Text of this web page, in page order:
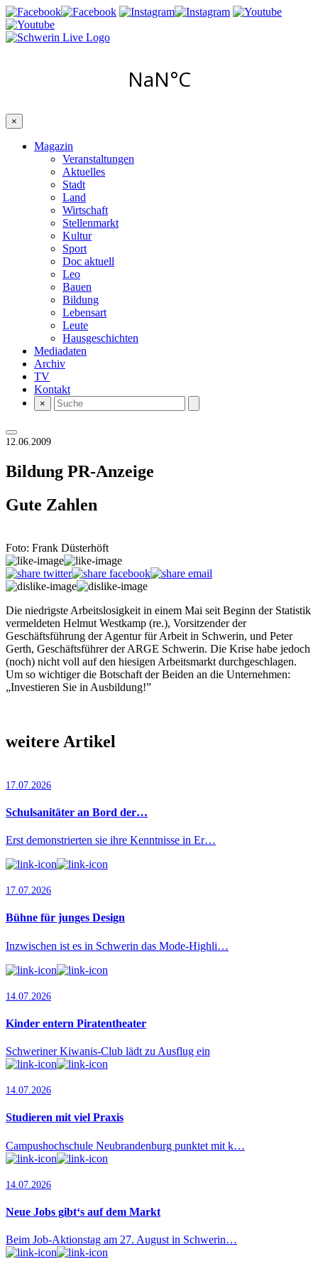
×
Magazin
Veranstaltungen
Aktuelles
Stadt
Land
Wirtschaft
Stellenmarkt
Kultur
Sport
Doc aktuell
Leo
Bauen
Bildung
Lebensart
Leute
Hausgeschichten
Mediadaten
Archiv
TV
Kontakt
×
12.06.2009
Bildung PR-Anzeige
Gute Zahlen
Foto: Frank Düsterhöft
Die niedrigste Arbeitslosigkeit in einem Mai seit Beginn der Statistik
vermeldeten Helmut Westkamp (re.), Vorsitzender der
Geschäftsführung der Agentur für Arbeit in Schwerin, und Peter
Gerth, Geschäftsführer der ARGE Schwerin. Die Krise habe jedoch
(noch) nicht voll auf den hiesigen Arbeitsmarkt durchgeschlagen.
Um so wichtiger die Botschaft der Beiden an die Unternehmen:
„Investieren Sie in Ausbildung!”
weitere Artikel
17.07.2026
Schulsanitäter an Bord der…
Erst demonstrierten sie ihre Kenntnisse in Er…
17.07.2026
Bühne für junges Design
Inzwischen ist es in Schwerin das Mode-Highli…
14.07.2026
Kinder entern Piratentheater
Schweriner Kiwanis-Club lädt zu Ausflug ein
14.07.2026
Studieren mit viel Praxis
Campushochschule Neubrandenburg punktet mit k…
14.07.2026
Neue Jobs gibt‘s auf dem Markt
Beim Job-Aktionstag am 27. August in Schwerin…